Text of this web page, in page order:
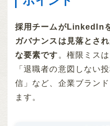
採用チームがLinkedIn
ガバナンスは見落とさ
な要素です。権限ミス
「退職者の意図しない
信」など、企業ブラン
ます。